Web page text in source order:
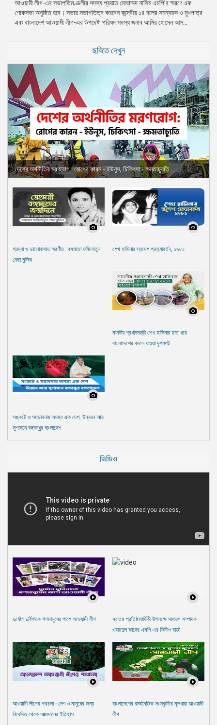
আওয়ামী লীগ-এর সভাপতিমণ্ডলীর সদস্য প্রয়াত মোহাম্মদ নাসিম এমপি’র স্মরণে এক
শোকসভা অনুষ্ঠিত হবে। সভায় সভাপতিত্ব করবেন কন্দ্রেীয় ১৪ দলের সমন্বয়ক ও মুখপাত্র
এবং বাংলাদেশ আওয়ামী লীগ-এর উপদেষ্টা পরিষদ সদস্য জনাব আমির হোসেন আম...
ছবিতে দেখুন
দেশের অর্থনীতির মরণরোগ : রোগের কারন - ইউনুস, চিকিৎসা - ক্ষমতাচ্যুতি
শ্রদ্ধা ও ভালোবাসায় স্মরণীয় : বঙ্গমাতা ফজিলাতুন
নেছা মুজিব
শেখ হাসিনার স্বদেশ প্রত্যাবর্তন, ১৯৮১
মাননীয় প্রধানমন্ত্রী শেখ হাসিনার হাত ধরে
বাংলাদেশের বদলে যাওয়া দৃশ্যপট
সঙ্কটে ও সম্ভাবনায় অদম্য এক দেশ, উন্নয়ন আর
সুশাসনে বঙ্গবন্ধুর বাংলাদেশ
ভিডিও
দুর্যোগ দুর্বিপাকে গণমানুষের পাশে আওযা়মী লীগ
৭৫তম প্রতিষ্ঠাবার্ষিকী উপলক্ষে সাধারণ সম্পাদক
ওবায়দুল কাদের এমপি-এর ভিডিও বার্তা
আওয়ামী লীগের পথচলা - দেশ ও মানুষের জন্য
নিবেদিত থেকে আত্মদানের ইতিহাস
বাংলাদেশের রাজনৈতিক সংস্কৃতির মূলধারা আওয়ামী
লীগ